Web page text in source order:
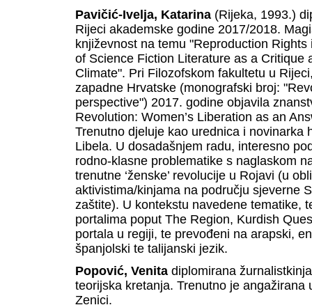
Pavičić-Ivelja, Katarina (Rijeka, 1993.)
Rijeci akademske godine 2017/2018.
književnost na temu "Reproduction Rights
of Science Fiction Literature as a Critique
Climate". Pri Filozofskom fakultetu u
zapadne Hrvatske (monografski broj:
perspective") 2017. godine objavila
Revolution: Women’s Liberation as an
Trenutno djeluje kao urednica i novinarka
Libela. U dosadašnjem radu, interesno
rodno-klasne problematike s naglaskom
trenutne ‘ženske’ revolucije u Rojavi (u
aktivistima/kinjama na području sjeverne
zaštite). U kontekstu navedene tematike,
portalima poput The Region, Kurdish
portala u regiji, te prevođeni na arapski,
španjolski te talijanski jezik.
Popović, Venita diplomirana
teorijska kretanja. Trenutno je
Zenici.